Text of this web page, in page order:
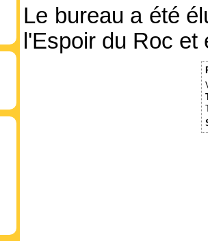
Le bureau a été
l'Espoir du Roc